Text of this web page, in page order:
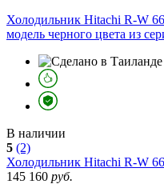
Холодильник Hitachi R-W
модель черного цвета из
В наличии
5 (2)
Холодильник Hitachi R-W
145 160 руб.